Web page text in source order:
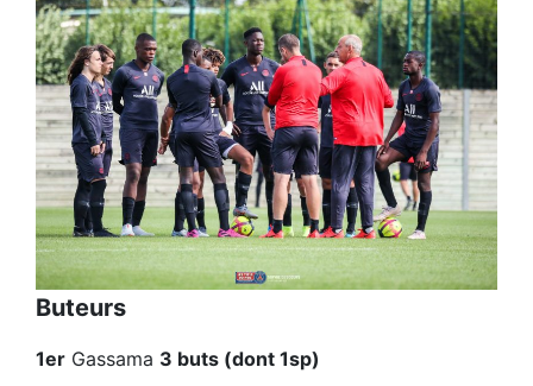
Buteurs
1er Gassama 3 buts (dont 1sp)